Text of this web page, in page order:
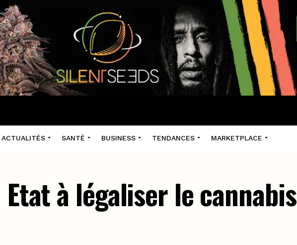
ACTUALITÉS SANTÉ BUSINESS TENDANCES MARKETPLACE
à légaliser le cannabis